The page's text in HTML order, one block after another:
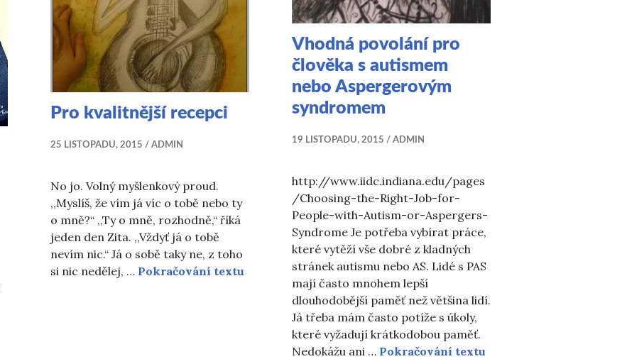
Pro kvalitnější recepci
25 LISTOPADU, 2015 ADMIN
No jo. Volný myšlenkový proud.
,,Myslíš, že vím já víc o tobě nebo ty
o mně?“ ,,Ty o mně, rozhodně,“ říká
jeden den Zita. ,,Vždyť já o tobě
nevím nic.“ Já o sobě taky ne, z toho
si nic nedělej, … Pokračování textu Pro kvalitnější recepci
Vhodná povolání pro
člověka s autismem
nebo Aspergerovým
syndromem
19 LISTOPADU, 2015 ADMIN
http://www.iidc.indiana.edu/pages
/Choosing-the-Right-Job-for-
People-with-Autism-or-Aspergers-
Syndrome Je potřeba vybírat práce,
které vytěží vše dobré z kladných
stránek autismu nebo AS. Lidé s PAS
mají často mnohem lepší
dlouhodobější paměť než většina lidí.
Já třeba mám často potíže s úkoly,
které vyžadují krátkodobou paměť.
Nedokážu ani … Pokračování textu